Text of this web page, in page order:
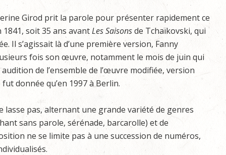
Girod prit la parole pour présenter rapidement ce
soit 35 ans avantLes Saisonsde Tchaïkovski, qui
Il s’agissait là d’une première version, Fanny
fois son œuvre, notamment le mois de juin qui
de l’ensemble de l’œuvre modifiée, version
donnée qu’en 1997 à Berlin.
lasse pas, alternant une grande variété de genres
sans parole, sérénade, barcarolle) et de
ne se limite pas à une succession de numéros,